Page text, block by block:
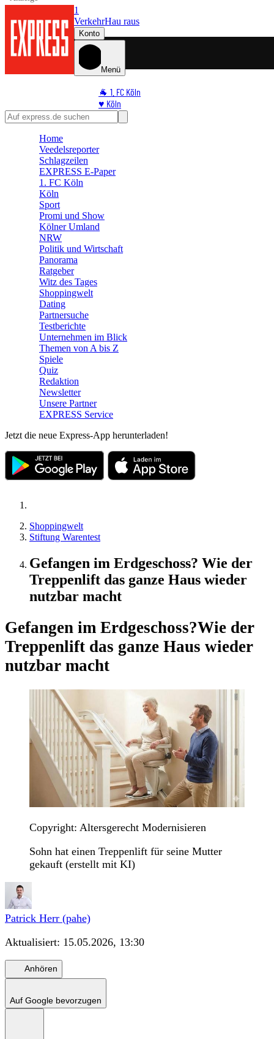
1
VerkehrHau raus
Konto
Menü
🐐 1. FC Köln
♥️ Köln
⭐ Promi
🛒 Shoppingwelt
Home
Veedelsreporter
Schlagzeilen
EXPRESS E-Paper
1. FC Köln
Köln
Sport
Promi und Show
Kölner Umland
NRW
Politik und Wirtschaft
Panorama
Ratgeber
Witz des Tages
Shoppingwelt
Dating
Partnersuche
Testberichte
Unternehmen im Blick
Themen von A bis Z
Spiele
Quiz
Redaktion
Newsletter
Unsere Partner
EXPRESS Service
Jetzt die neue Express-App herunterladen!
Shoppingwelt
Stiftung Warentest
Gefangen im Erdgeschoss? Wie der
Treppenlift das ganze Haus wieder
nutzbar macht
Gefangen im Erdgeschoss?Wie der
Treppenlift das ganze Haus wieder
nutzbar macht
Copyright: Altersgerecht Modernisieren
Sohn hat einen Treppenlift für seine Mutter
gekauft (erstellt mit KI)
Patrick Herr (pahe)
Aktualisiert: 15.05.2026, 13:30
Anhören
Auf Google bevorzugen